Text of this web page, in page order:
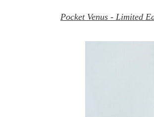
Pocket Venus - Limited